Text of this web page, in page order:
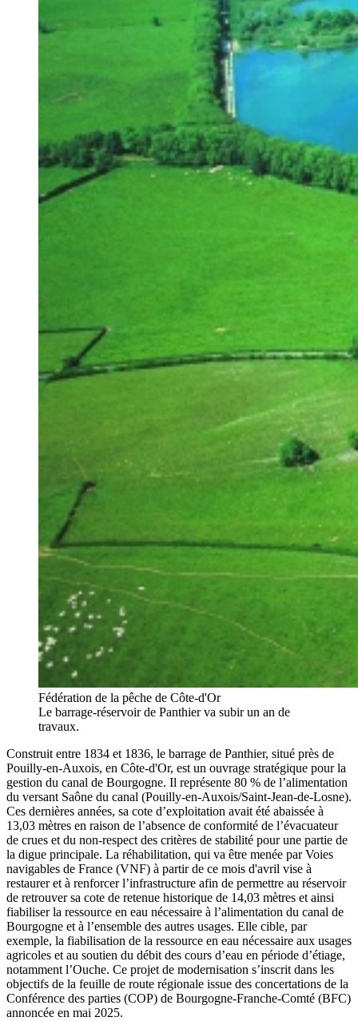
Fédération de la pêche de Côte-d'Or
Le barrage-réservoir de Panthier va subir un an de
travaux.
Construit entre 1834 et 1836, le barrage de Panthier, situé près de
Pouilly-en-Auxois, en Côte-d'Or, est un ouvrage stratégique pour la
gestion du canal de Bourgogne. Il représente 80 % de l’alimentation
du versant Saône du canal (Pouilly-en-Auxois/Saint-Jean-de-Losne).
Ces dernières années, sa cote d’exploitation avait été abaissée à
13,03 mètres en raison de l’absence de conformité de l’évacuateur
de crues et du non-respect des critères de stabilité pour une partie de
la digue principale. La réhabilitation, qui va être menée par Voies
navigables de France (VNF) à partir de ce mois d'avril vise à
restaurer et à renforcer l’infrastructure afin de permettre au réservoir
de retrouver sa cote de retenue historique de 14,03 mètres et ainsi
fiabiliser la ressource en eau nécessaire à l’alimentation du canal de
Bourgogne et à l’ensemble des autres usages. Elle cible, par
exemple, la fiabilisation de la ressource en eau nécessaire aux usages
agricoles et au soutien du débit des cours d’eau en période d’étiage,
notamment l’Ouche. Ce projet de modernisation s’inscrit dans les
objectifs de la feuille de route régionale issue des concertations de la
Conférence des parties (COP) de Bourgogne-Franche-Comté (BFC)
annoncée en mai 2025.